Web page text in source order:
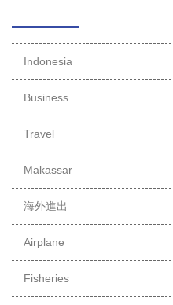
Indonesia
Business
Travel
Makassar
海外進出
Airplane
Fisheries